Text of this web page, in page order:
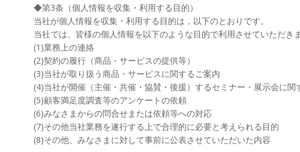
◆第3条（個人情報を収集・利用する目的）
当社が個人情報を収集・利用する目的は，以下のとおりです。
当社では、皆様の個人情報を以下のような目的で利用させていただきま
(1)業務上の連絡
(2)契約の履行（商品・サービスの提供等）
(3)当社が取り扱う商品・サービスに関するご案内
(4)当社が開催（主催・共催・協賛・後援）するセミナー・展示会に関
(5)顧客満足度調査等のアンケートの依頼
(6)みなさまからの問合せまたは依頼等への対応
(7)その他当社業務を遂行する上で合理的に必要と考えられる目的
(8)その他、みなさまに対して事前に公表させていただいた内容